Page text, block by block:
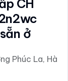
CH
ở
Phúc La, Hà